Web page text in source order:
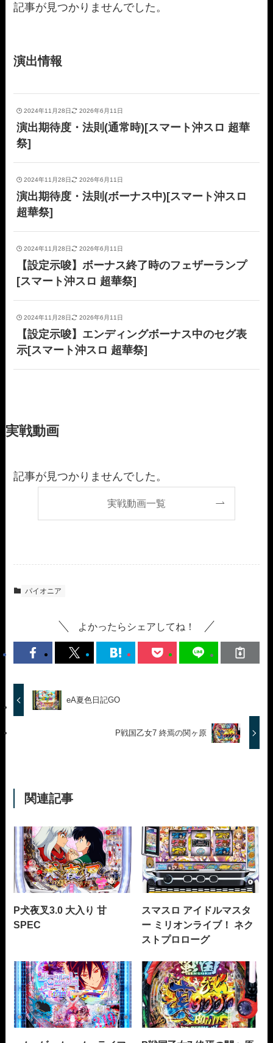
記事が見つかりませんでした。
演出情報
2024年11月28日 2026年6月11日
演出期待度・法則(通常時)[スマート沖スロ 超華
祭]
2024年11月28日 2026年6月11日
演出期待度・法則(ボーナス中)[スマート沖スロ
超華祭]
2024年11月28日 2026年6月11日
【設定示唆】ボーナス終了時のフェザーランプ
[スマート沖スロ 超華祭]
2024年11月28日 2026年6月11日
【設定示唆】エンディングボーナス中のセグ表
示[スマート沖スロ 超華祭]
実戦動画
記事が見つかりませんでした。
実戦動画一覧
パイオニア
よかったらシェアしてね！
eA夏色日記GO
P戦国乙女7 終焉の関ヶ原
関連記事
P犬夜叉3.0 大入り 甘
SPEC
スマスロ アイドルマスタ
ー ミリオンライブ！ ネク
ストプロローグ